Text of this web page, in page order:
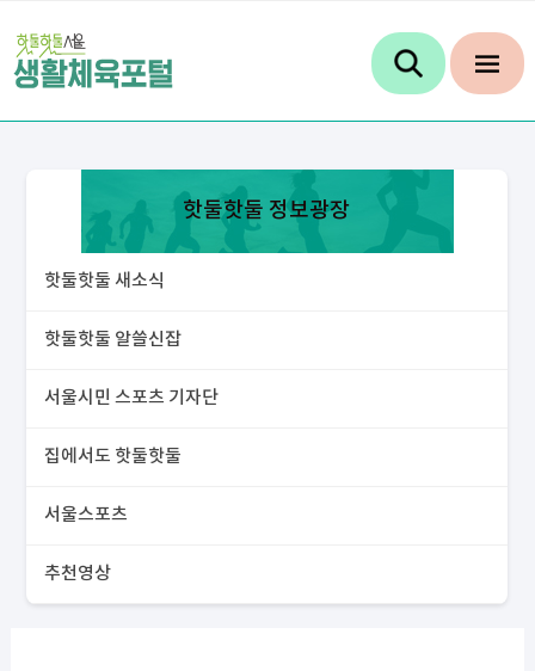
핫둘핫둘 정보광장
핫둘핫둘 새소식
핫둘핫둘 알쓸신잡
서울시민 스포츠 기자단
집에서도 핫둘핫둘
서울스포츠
추천영상